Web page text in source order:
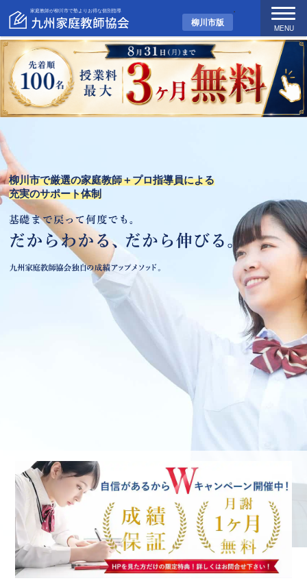
MENU
家庭教師が柳川市で塾よりお得な個別指導
柳川市版
柳川市で厳選の家庭教師＋プロ指導員による
充実のサポート体制